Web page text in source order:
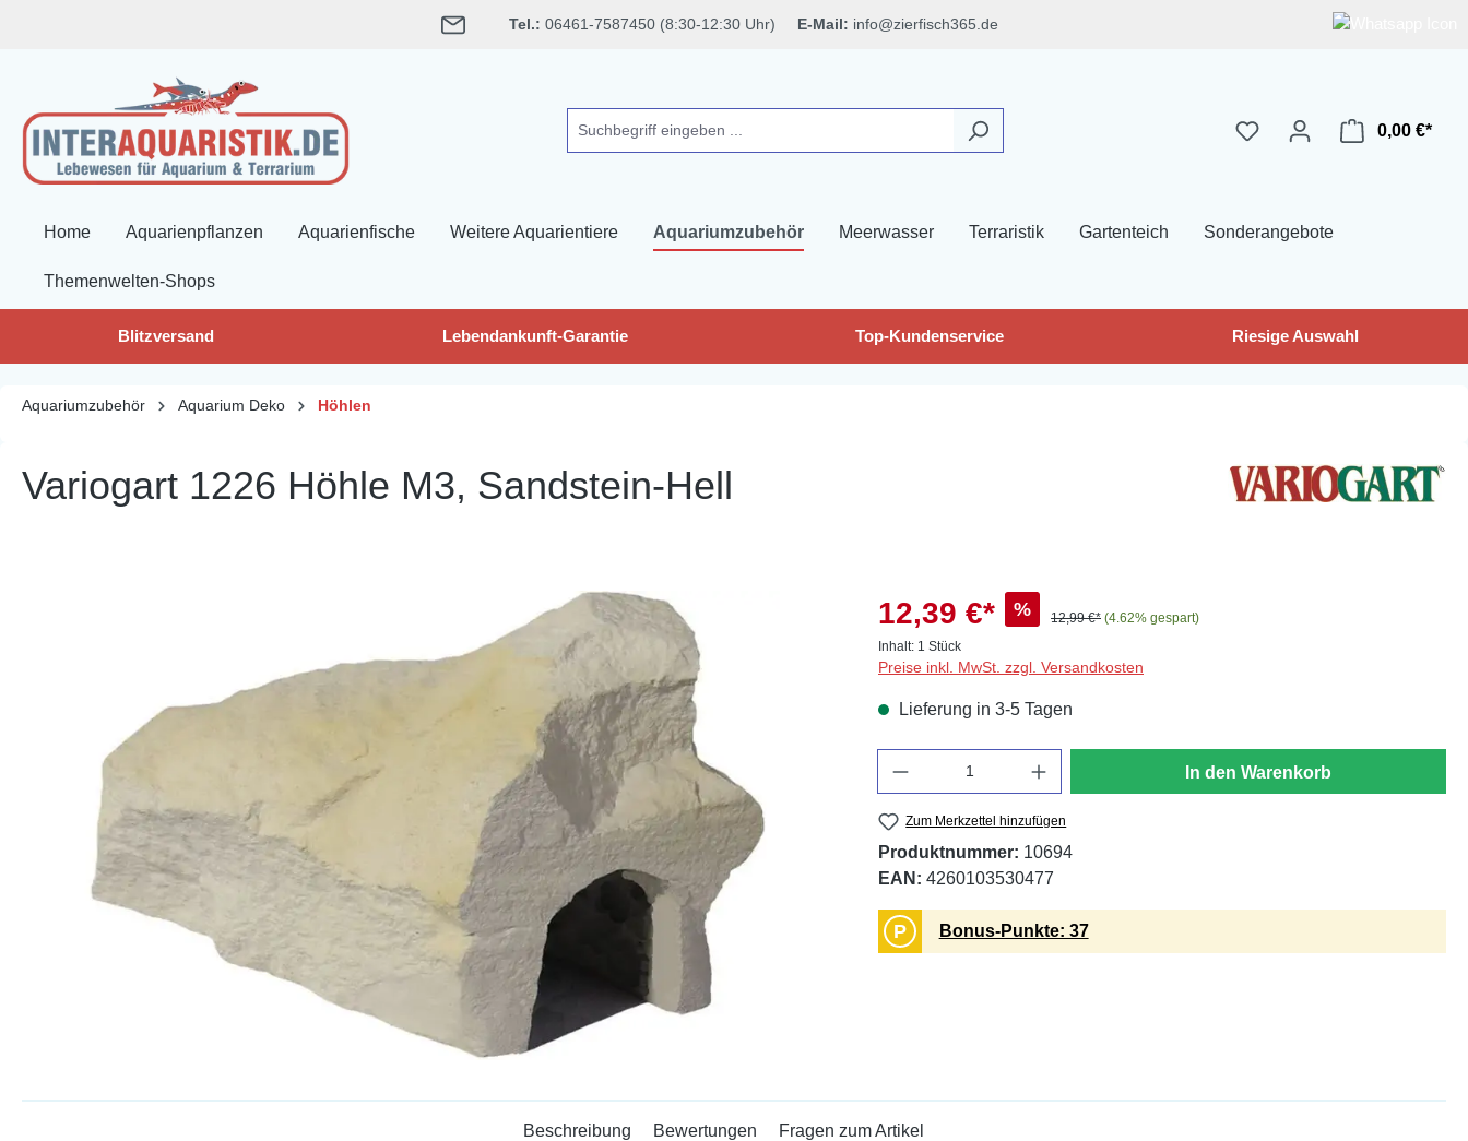
Tel.: 06461-7587450 (8:30-12:30 Uhr) E-Mail: info@zierfisch365.de
0,00 €*
Home Aquarienpflanzen Aquarienfische Weitere Aquarientiere Aquariumzubehör Meerwasser Terraristik Gartenteich Sonderangebote
Themenwelten-Shops
Blitzversand Lebendankunft-Garantie Top-Kundenservice Riesige Auswahl
Aquariumzubehör Aquarium Deko Höhlen
Variogart 1226 Höhle M3, Sandstein-Hell
12,39 €* % 12,99 €* (4.62% gespart)
Inhalt: 1 Stück
Preise inkl. MwSt. zzgl. Versandkosten
Lieferung in 3-5 Tagen
In den Warenkorb
Zum Merkzettel hinzufügen
Produktnummer: 10694
EAN: 4260103530477
P Bonus-Punkte: 37
Beschreibung Bewertungen Fragen zum Artikel